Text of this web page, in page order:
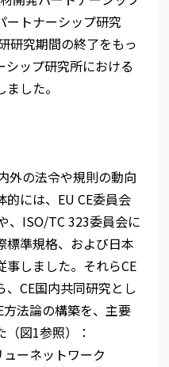
ートナーシップ研究
研究期間の終了をもっ
シップ研究所における
した。
外の法令や規則の動向
には、EU CE委員会
、ISO/TC 323委員会に
標準規格、および日本
しました。それらCE
CE国内共同研究とし
法論の構築を、主要
図1参照）：
ーネットワーク